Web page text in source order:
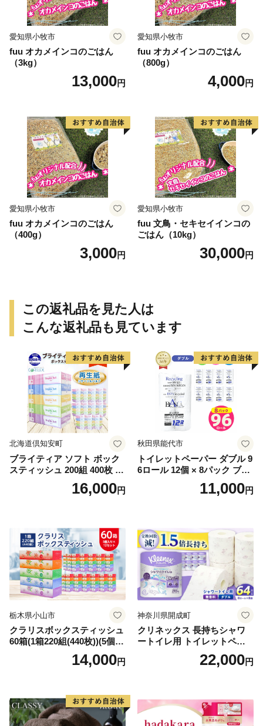
愛知県小牧市
fuu オカメインコのごはん
（3kg）
13,000円
愛知県小牧市
fuu オカメインコのごはん
（800g）
4,000円
愛知県小牧市
fuu オカメインコのごはん
（400g）
3,000円
愛知県小牧市
fuu 文鳥・セキセイインコの
ごはん（10kg）
30,000円
この返礼品を見た人は
こんな返礼品も見ています
北海道倶知安町
ブライティア ソフト ボック
スティッシュ 200組 400枚 60
箱 日本製 まとめ買い ティッ
シュ リサイクル 長持 防災 常
倶知安町 日用品
16,000円
秋田県能代市
トイレットペーパー ダブル 9
6ロール 12個 × 8パック ブラ
ンカ 再生紙 100％ 芯あり 日
用品 消耗品 無香料 生活用品
11,000円
栃木県小山市
クラリスボックスティッシュ
60箱(1箱220組(440枚))(5個入
り×12セット)【1256759】
14,000円
神奈川県開成町
クリネックス 長持ちシャワ
ートイレ用 トイレットペー
パー（ダブル）64ロール(8ロ
ール×8パック) 開成町 トイレ
蓄 防災 エコ 消耗品 生活雑貨
生活用品 無香料 トイレット
ペーパー ダブル といれっと
22,000円